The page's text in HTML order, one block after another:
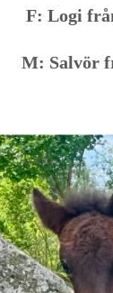
F: Logi
M: Salvör